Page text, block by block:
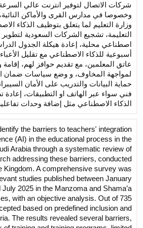
شركات الاتصال لتوفير انترنت عالي
وخصوصا في مدارس القرى والأماكن
وزارة التعليم لما يتعلق بتوظيف الذكاء
التعليمة، تشجيع الشركات السعودية
اصطناعي محلية، إعادة هيكلة الجدول
أسبوعية للذكاء الاصطناعي مع تقليل الأعباء
عاتق المعلمين، مع تقديم حوافز لهم،
لمواجهة المخاوف، و وضع سياسات ضمان
حماية البيانات والتدريب على الأمان
فني سواء عبر الهاتف او التطبيقات، إعادة
الذكاء الاصطناعي مثل إضافة وحدات
the barriers to teachers' integration
(AI) in the educational process in the
Arabia through a systematic review of
addressing these barriers, conducted
Kingdom. A comprehensive survey was
studies published between January
July 2025 in the Manzoma and Shama’a
with an objective analysis. Out of 735
based on predefined inclusion and
The results revealed several barriers,